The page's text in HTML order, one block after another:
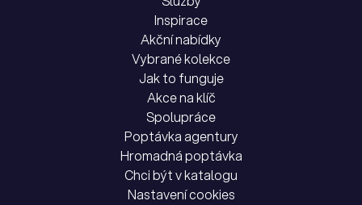
Inspirace
Akční nabídky
Vybrané kolekce
Jak to funguje
Akce na klíč
Spolupráce
Poptávka agentury
Hromadná poptávka
Chci být v katalogu
Nastavení cookies